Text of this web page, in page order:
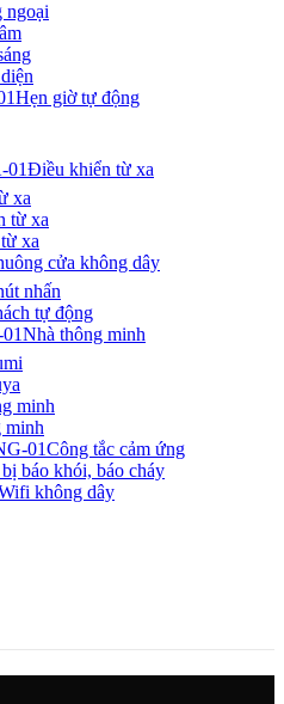
ngoại
Hẹn giờ tự động
Điều khiển từ xa
xa
từ xa
xa
cửa không dây
nhấn
tự động
Nhà thông minh
minh
minh
Công tắc cảm ứng
báo khói, báo cháy
không dây